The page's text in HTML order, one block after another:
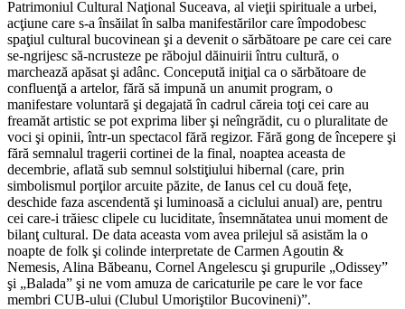
Patrimoniul Cultural Naţio­nal Suceava, al vieţii spirituale a urbei,
acţiune care s-a însăilat în salba manifestărilor care împodobesc
spaţiul cultural bucovinean şi a devenit o sărbătoare pe care cei care
se-ngrijesc să-ncrusteze pe răbojul dăinuirii întru cultură, o
marchează apăsat şi adânc. Concepută iniţial ca o sărbătoare de
confluenţă a artelor, fără să impună un anumit program, o
manifestare voluntară şi degajată în cadrul căreia toţi cei care au
freamăt artistic se pot exprima liber şi neîn­grădit, cu o pluralitate de
voci şi opinii, într-un spectacol fără regizor. Fără gong de începere şi
fără sem­nalul tragerii cortinei de la final, noaptea aceasta de
decembrie, aflată sub semnul solstiţiului hibernal (care, prin
simbolismul porţilor arcuite păzite, de Ianus cel cu două feţe,
deschide faza ascendentă şi luminoasă a ciclului anual) are, pen­tru
cei care-i trăiesc clipele cu luci­ditate, însemnătatea unui moment de
bilanţ cultural. De data aceasta vom avea prilejul să asistăm la o
noapte de folk şi colinde interpretate de Car­men Agoutin &
Nemesis, Alina Băbeanu, Cornel Angelescu şi grupurile „Odissey”
şi „Balada” şi ne vom amuza de caricaturile pe care le vor face
membri CUB-ului (Clubul Umoriştilor Bucovineni)”.